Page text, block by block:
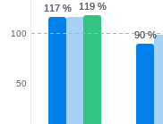
117 %
117 %
90 %
90 %
119 %
119 %
50
100